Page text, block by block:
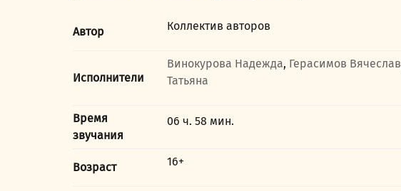
Автор Коллектив авторов
Исполнители
Винокурова Надежда, Герасимов Вячеслав
Татьяна
Время
звучания
06 ч. 58 мин.
Возраст 16+